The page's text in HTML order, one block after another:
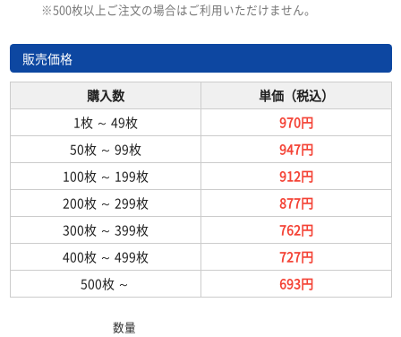
※500枚以上ご注文の場合はご利用いただけません。
販売価格
購入数
単価（税込）
1枚 ～ 49枚
970円
50枚 ～ 99枚
947円
100枚 ～ 199枚
912円
200枚 ～ 299枚
877円
300枚 ～ 399枚
762円
400枚 ～ 499枚
727円
500枚 ～ 693円
数量